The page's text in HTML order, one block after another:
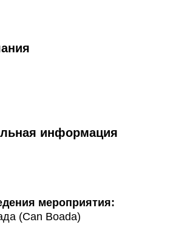
информация
мероприятия:
(Can Boada)